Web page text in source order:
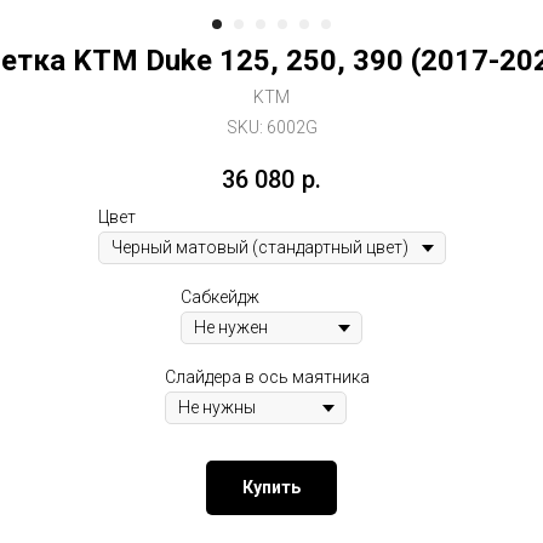
KTM Duke 125, 250, 390 (2017-
KTM
SKU: 6002G
36 080 р.
Цвет
Сабкейдж
Слайдера в ось маятника
Купить